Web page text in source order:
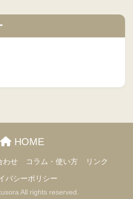
HOME
わせ コラム・使い方 リンク
バシーポリシー
All rights reserved.